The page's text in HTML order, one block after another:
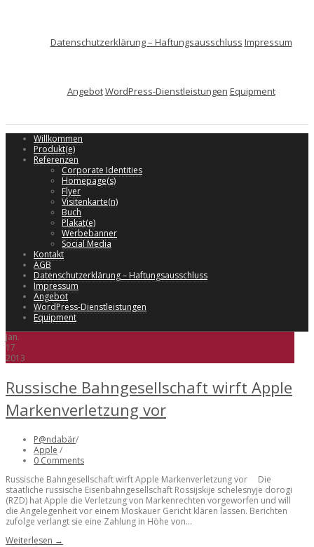
Datenschutzerklärung – Haftungsausschluss Impressum
AngebotWordPress-Dienstleistungen Equipment
Willkommen
Produkt(e)
Referenzen
Corporate Identities
Homepage(s)
Flyer
Visitenkarte(n)
Buch
Plakat(e)
Werbebanner
Social Media
Kontakt
AGB
Datenschutzerklärung – Haftungsausschluss
Impressum
Angebot
WordPress-Dienstleistungen
Equipment
Jan.
17
2013
Russische Bahngesellschaft wirft Apple
Markenverletzung vor
P@ndabär/
Apple /
0 Comments
Russische Bahngesellschaft wirft Apple Markenverletzung vor Die
staatliche russische Eisenbahngesellschaft Rossijskije schelesnyje dorogi
(RZD) hat Apple die Verletzung von Markenrechten vorgeworfen und will
die Angelegenheit vor einem Moskauer Gericht klären lassen. Berichten
zufolge verlangt sie eine Zahlung in Höhe von...
Weiterlesen →